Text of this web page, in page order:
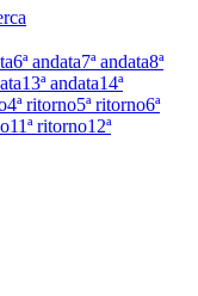
6ª andata7ª andata8ª
13ª andata14ª
4ª ritorno5ª ritorno6ª
11ª ritorno12ª